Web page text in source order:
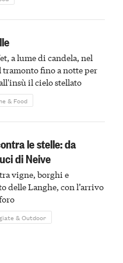
a lume di candela, nel
tramonto fino a notte per
il cielo stellato
& Food
le stelle: da
di Neive
vigne, borghi e
delle Langhe, con l’arrivo
& Outdoor